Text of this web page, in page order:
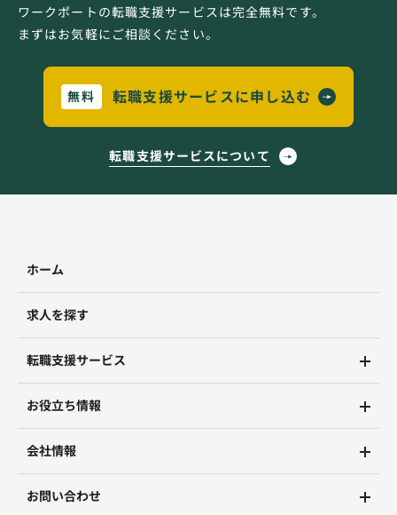
ワークポートの転職支援サービスは完全無料です。
まずはお気軽にご相談ください。
無料 転職支援サービスに申し込む
転職支援サービスについて
ホーム
求人を探す
転職支援サービス
お役立ち情報
会社情報
お問い合わせ